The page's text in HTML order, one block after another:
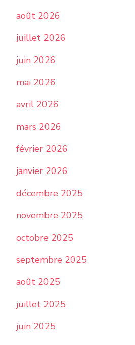
août 2026
juillet 2026
juin 2026
mai 2026
avril 2026
mars 2026
février 2026
janvier 2026
décembre 2025
novembre 2025
octobre 2025
septembre 2025
août 2025
juillet 2025
juin 2025